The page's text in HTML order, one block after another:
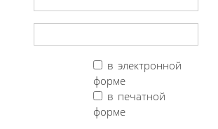
в электронной
форме
в печатной
форме